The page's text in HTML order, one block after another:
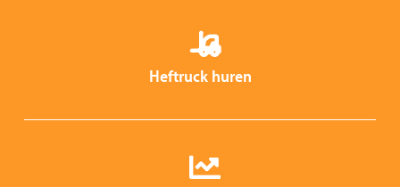
Heftruck huren